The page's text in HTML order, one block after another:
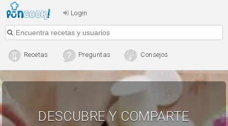
Login
Recetas Preguntas Consejos
DESCUBRE Y COMPARTE